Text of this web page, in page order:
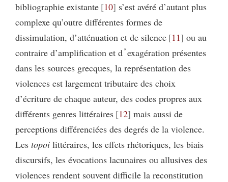
bibliographie existante 10 s’est avéré d’autant plus
complexe qu’outre différentes formes de
dissimulation, d’atténuation et de silence 11 ou au
contraire d’amplification et d᾽exagération présentes
dans les sources grecques, la représentation des
violences est largement tributaire des choix
d’écriture de chaque auteur, des codes propres aux
différents genres littéraires 12 mais aussi de
perceptions différenciées des degrés de la violence.
Les topoi littéraires, les effets rhétoriques, les biais
discursifs, les évocations lacunaires ou allusives des
violences rendent souvent difficile la reconstitution